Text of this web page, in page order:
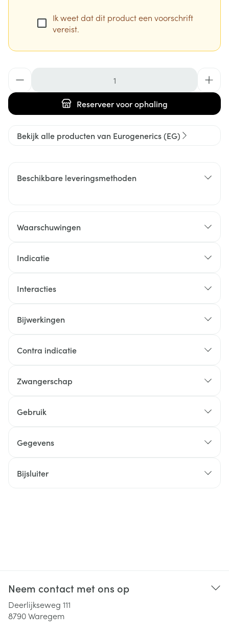
Ik weet dat dit product een voorschrift
vereist.
Reserveervoor ophaling
Bekijk alle producten van Eurogenerics (EG)
Beschikbare leveringsmethoden
Waarschuwingen
Indicatie
Interacties
Bijwerkingen
Contra indicatie
Zwangerschap
Gebruik
Gegevens
Bijsluiter
Neem contact met ons op
Deerlijkseweg 111
8790Waregem